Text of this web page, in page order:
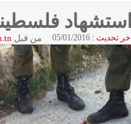
استشهاد
اخر تحديث : 05/01/2016 من قبل